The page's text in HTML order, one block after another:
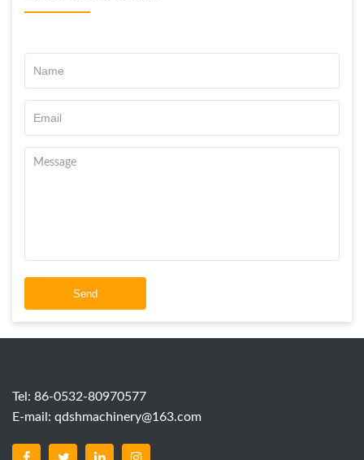
Send
Tel: 86-0532-80970577
E-mail: qdshmachinery@163.com